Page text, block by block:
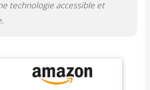
Notifications au Bout du
enregistrez plusieurs
contacts, consultez
l’historique des appels et
technologie accessible et